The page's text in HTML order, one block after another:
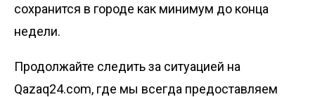
сохранится в городе как минимум до конца
недели.
Продолжайте следить за ситуацией на
Qazaq24.com, где мы всегда предоставляем